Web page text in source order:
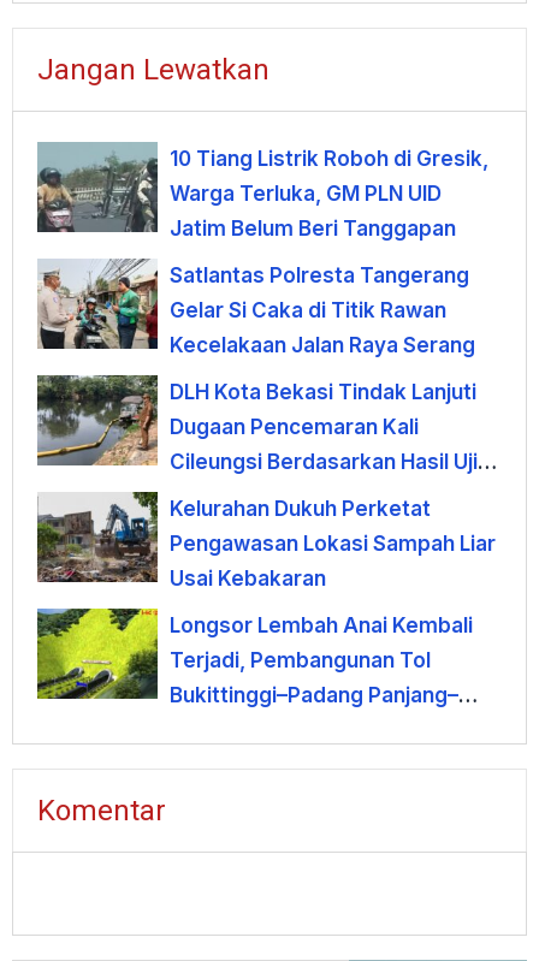
Jangan Lewatkan
10 Tiang Listrik Roboh di Gresik,
Warga Terluka, GM PLN UID
Jatim Belum Beri Tanggapan
Satlantas Polresta Tangerang
Gelar Si Caka di Titik Rawan
Kecelakaan Jalan Raya Serang
DLH Kota Bekasi Tindak Lanjuti
Dugaan Pencemaran Kali
Cileungsi Berdasarkan Hasil Uji
Laboratorium
Kelurahan Dukuh Perketat
Pengawasan Lokasi Sampah Liar
Usai Kebakaran
Longsor Lembah Anai Kembali
Terjadi, Pembangunan Tol
Bukittinggi–Padang Panjang–
Komentar